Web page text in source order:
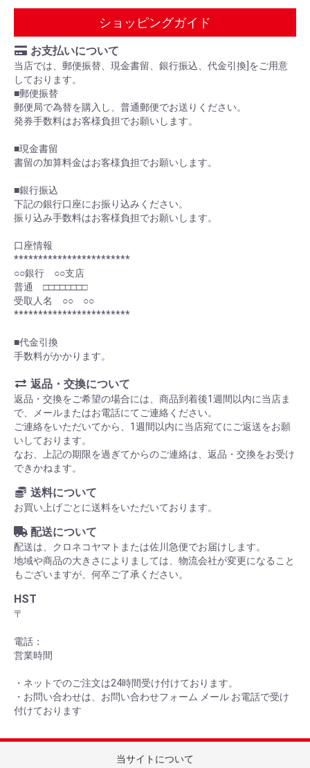
ショッピングガイド
お支払いについて
当店では、郵便振替、現金書留、銀行振込、代金引換]をご用意
しております。
■郵便振替
郵便局で為替を購入し、普通郵便でお送りください。
発券手数料はお客様負担でお願いします。
■現金書留
書留の加算料金はお客様負担でお願いします。
■銀行振込
下記の銀行口座にお振り込みください。
振り込み手数料はお客様負担でお願いします。
口座情報
************************
○○銀行 ○○支店
普通 □□□□□□□□
受取人名 ○○ ○○
************************
■代金引換
手数料がかかります。
返品・交換について
返品・交換をご希望の場合には、商品到着後1週間以内に当店ま
で、メールまたはお電話にてご連絡ください。
ご連絡をいただいてから、1週間以内に当店宛てにご返送をお願
いしております。
なお、上記の期限を過ぎてからのご連絡は、返品・交換をお受け
できかねます。
送料について
お買い上げごとに送料をいただいております。
配送について
配送は、クロネコヤマトまたは佐川急便でお届けします。
地域や商品の大きさによりましては、物流会社が変更になること
もございますが、何卒ご了承ください。
HST
〒
電話：
営業時間
・ネットでのご注文は24時間受け付けております。
・お問い合わせは、お問い合わせフォーム メール お電話で受け
付けております
当サイトについて